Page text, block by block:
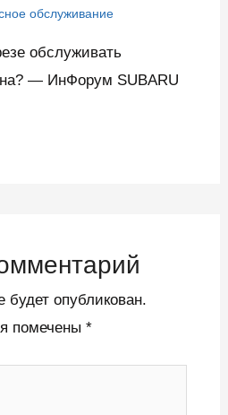
обслуживание
обслуживать
— ИнФорум SUBARU
опубликован.
помечены *